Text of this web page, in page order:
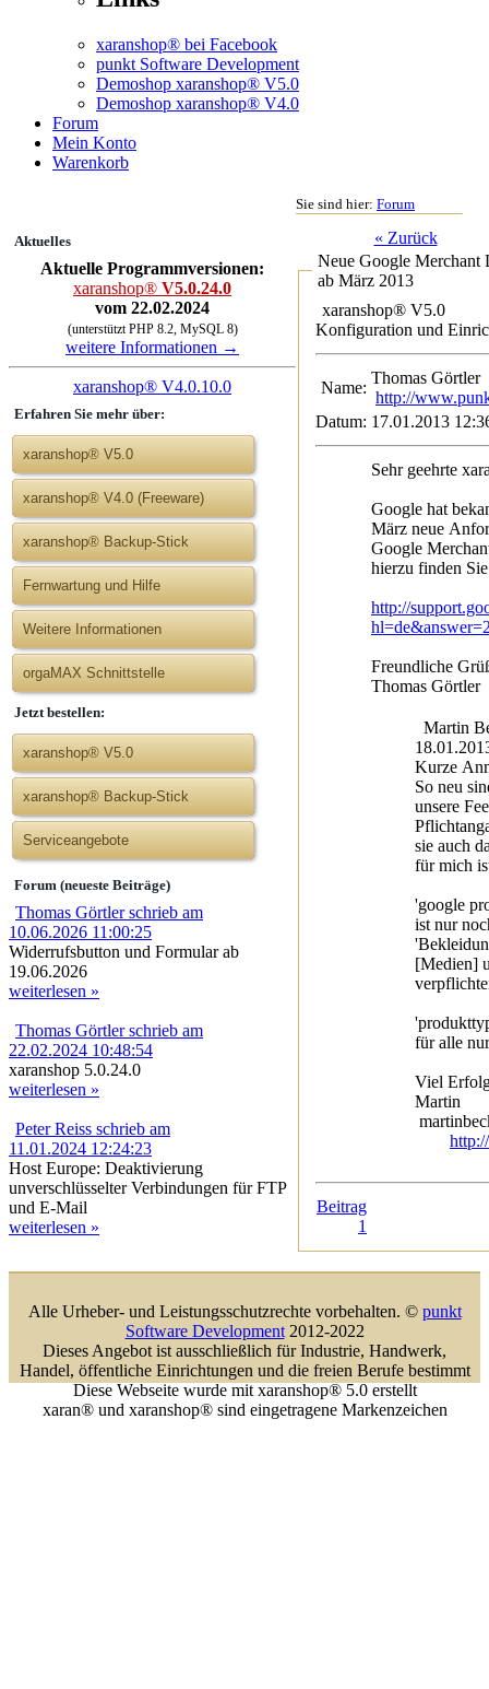
xaranshop® bei Facebook
punkt Software Development
Demoshop xaranshop® V5.0
Demoshop xaranshop® V4.0
Forum
Mein Konto
Warenkorb
Aktuelles
Aktuelle Programmversionen:
xaranshop® V5.0.24.0
vom 22.02.2024
(unterstützt PHP 8.2, MySQL 8)
weitere Informationen →
xaranshop® V4.0.10.0
Erfahren Sie mehr über:
xaranshop® V5.0
xaranshop® V4.0 (Freeware)
xaranshop® Backup-Stick
Fernwartung und Hilfe
Weitere Informationen
orgaMAX Schnittstelle
Jetzt bestellen:
xaranshop® V5.0
xaranshop® Backup-Stick
Serviceangebote
Forum (neueste Beiträge)
Thomas Görtler schrieb am
10.06.2026 11:00:25
Widerrufsbutton und Formular ab
19.06.2026
weiterlesen »
Thomas Görtler schrieb am
22.02.2024 10:48:54
xaranshop 5.0.24.0
weiterlesen »
Peter Reiss schrieb am
11.01.2024 12:24:23
Host Europe: Deaktivierung
unverschlüsselter Verbindungen für FTP
und E-Mail
weiterlesen »
Sie sind hier: Forum
« Zurück
Neue Google Merchant
ab März 2013
xaranshop® V5.0
Konfiguration und
Name:
Thomas
http://
Datum: 17.01.2013
Sehr geehrte
Google hat
März neue
Google
hierzu finden
http://
Freundliche
Thomas Görtler
Martin
Kurze
So neu
unsere
sie auch
für mich
'google
ist nur
[Medien]
für alle
Viel
Martin
Beitrag
1
Alle Urheber- und Leistungsschutzrechte vorbehalten. © punkt
Software Development2012-2022
Dieses Angebot ist ausschließlich für Industrie, Handwerk,
Handel, öffentliche Einrichtungen und die freien Berufe bestimmt
Diese Webseite wurde mit xaranshop® 5.0 erstellt
xaran® und xaranshop® sind eingetragene Markenzeichen